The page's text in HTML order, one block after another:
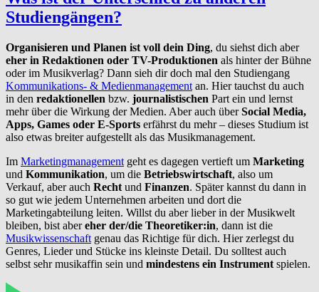
Studiengängen?
Organisieren und Planen ist voll dein Ding, du siehst dich aber
eher in Redaktionen oder TV-Produktionen als hinter der Bühne
oder im Musikverlag? Dann sieh dir doch mal den Studiengang
Kommunikations- & Medienmanagement an. Hier tauchst du auch
in den redaktionellen bzw. journalistischen Part ein und lernst
mehr über die Wirkung der Medien. Aber auch überSocial Media,
Apps, Games oder E-Sports erfährst du mehr – dieses Studium ist
also etwas breiter aufgestellt als das Musikmanagement.
Im Marketingmanagement geht es dagegen vertieft um Marketing
und Kommunikation, um die Betriebswirtschaft, also um
Verkauf, aber auch Recht und Finanzen. Später kannst du dann in
so gut wie jedem Unternehmen arbeiten und dort die
Marketingabteilung leiten. Willst du aber lieber in der Musikwelt
bleiben, bist abereher der/die Theoretiker:in, dann ist die
Musikwissenschaft genau das Richtige für dich. Hier zerlegst du
Genres, Lieder und Stücke ins kleinste Detail. Du solltest auch
selbst sehr musikaffin sein und mindestens ein Instrument spielen.